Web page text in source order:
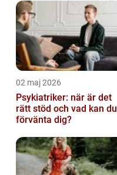
02 maj 2026
Psykiatriker: när är det
rätt stöd och vad kan du
förvänta dig?